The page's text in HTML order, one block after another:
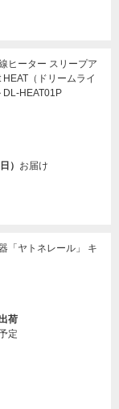
ヒーター スリープア
（ドリームライ
DL-HEAT01P
） お届け
「ヤトネレール」 キ
荷
定